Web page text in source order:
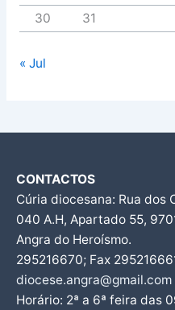
30
31
« Jul
CONTACTOS
Cúria diocesana: Rua dos
040 A.H, Apartado 55,
Angra do Heroísmo.
295216670; Fax
diocese.angra@gmail.com
Horário: 2ª a 6ª feira das